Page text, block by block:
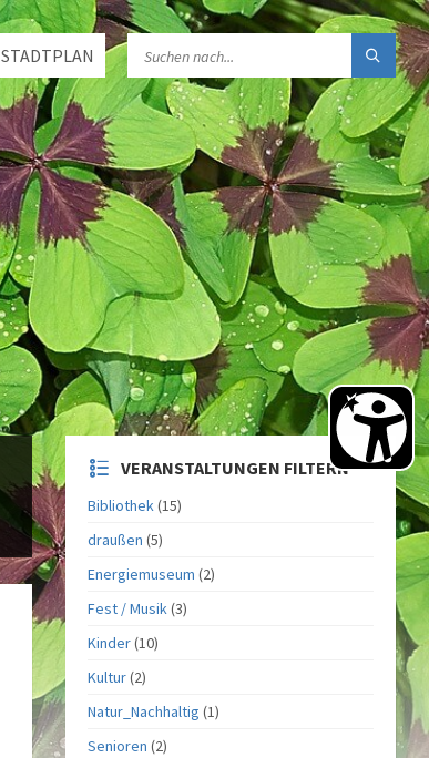
STADTPLAN
VERANSTALTUNGEN FILTERN
Bibliothek(15)
draußen (5)
Energiemuseum (2)
Fest / Musik(3)
Kinder(10)
Kultur(2)
Natur_Nachhaltig (1)
Senioren (2)